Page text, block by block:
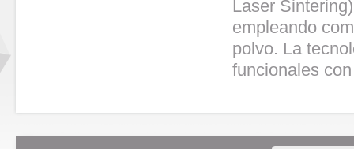
Laser
empleando
polvo. La
funcionales